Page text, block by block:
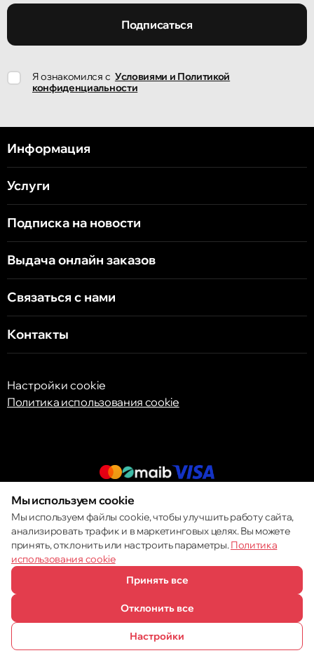
Подписаться
Я ознакомился с Условиями и Политикой
конфиденциальности
Информация
Услуги
Подписка на новости
Выдача онлайн заказов
Связаться с нами
Контакты
Настройки cookie
Политика использования cookie
© 2013 – 2026 ECOM
ПОЗВОНИТЬ ИЗБРАННОЕ КАТАЛОГ СРАВНЕНИЕ КОРЗИНА
Мы используем cookie
Мы используем файлы cookie, чтобы улучшить работу сайта,
анализировать трафик и в маркетинговых целях. Вы можете
принять, отклонить или настроить параметры.Политика
использования cookie
Принять все
Отклонить все
Настройки